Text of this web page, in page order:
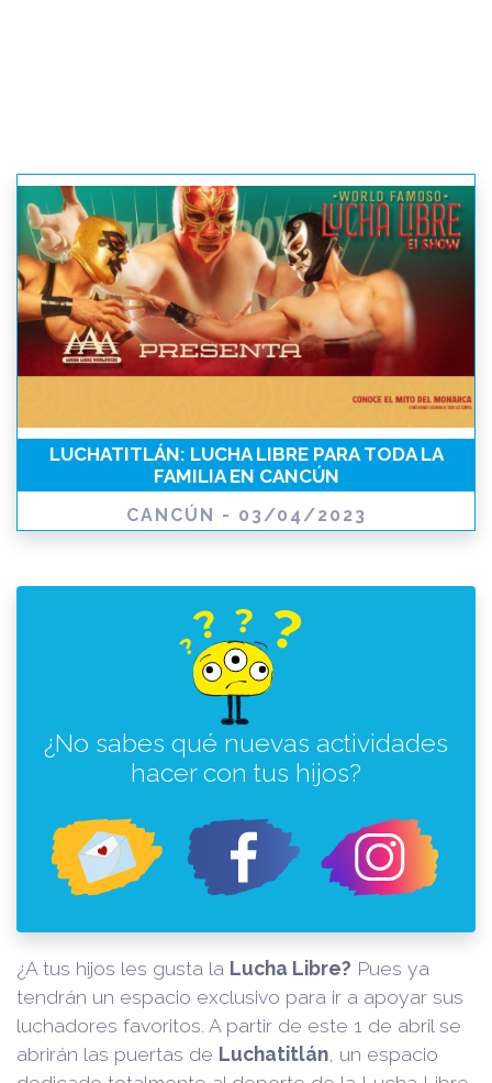
LUCHATITLÁN: LUCHA LIBRE PARA TODA LA
FAMILIA EN CANCÚN
CANCÚN - 03/04/2023
¿No sabes qué nuevas actividades
hacer con tus hijos?
¿A tus hijos les gusta la Lucha Libre? Pues ya
tendrán un espacio exclusivo para ir a apoyar sus
luchadores favoritos. A partir de este 1 de abril se
abrirán las puertas de Luchatitlán , un espacio